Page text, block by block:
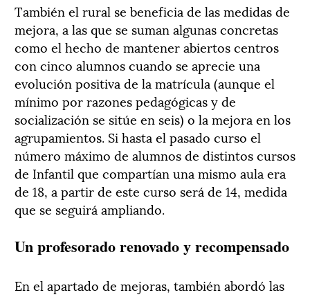
También el rural se beneficia de las medidas de
mejora, a las que se suman algunas concretas
como el hecho de mantener abiertos centros
con cinco alumnos cuando se aprecie una
evolución positiva de la matrícula (aunque el
mínimo por razones pedagógicas y de
socialización se sitúe en seis) o la mejora en los
agrupamientos. Si hasta el pasado curso el
número máximo de alumnos de distintos cursos
de Infantil que compartían una mismo aula era
de 18, a partir de este curso será de 14, medida
que se seguirá ampliando.
Un profesorado renovado y recompensado
En el apartado de mejoras, también abordó las